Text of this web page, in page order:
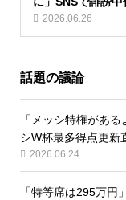
2026.06.26
話題の議論
「メッシ特権があ
シW杯最多得点更新
2026.06.24
「特等席は295万円